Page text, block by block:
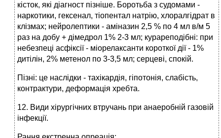
кісток, які діагност пізніше. Боротьба з судомами -
наркотики, гексенал, тіопентал натрію, хлоралгідрат в
клізмах; нейролептики - аміназин 2,5 % по 4 мл в/м 5
раз на добу + дімедрол 1% 2-3 мл; курареподібні: при
небезпеці асфіксії - міорелаксанти короткої дії - 1%
дитілін, 2% метенол по 3-3,5 мл; серцеві, спокій.
Пізні: це наслідки - тахікардія, гіпотонія, слабість,
контрактури, деформація хребта.
12. Види хірургічних втручань при анаеробній газовій
інфекції.